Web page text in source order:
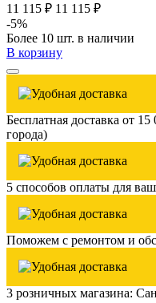
11 115 ₽ 11 115 ₽
-5%
Более 10 шт. в наличии
В корзину
Бесплатная доставка от
города)
5 способов оплаты для
Поможем с ремонтом и
3 розничных магазина: